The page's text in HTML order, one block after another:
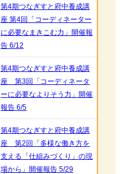
第4期つなぎすと府中養成講
座 第4回「コーディネーター
に必要なまきこむ力」開催報
告 6/12
第4期つなぎすと府中養成講
座 第3回「コーディネータ
ーに必要なよりそう力」開催
報告 6/5
第4期つなぎすと府中養成講
座 第2回「多様な働き方を
支える「仕組みづくり」の現
場から」開催報告 5/29